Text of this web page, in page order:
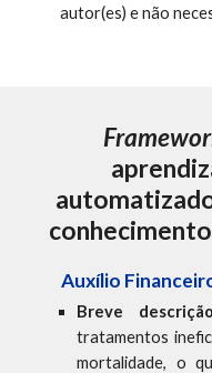
autor(es) e não
Auxílio
Breve
tratamentos
mortalidade, o